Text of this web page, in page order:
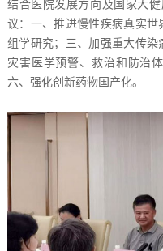
结合医院发展方向及国家大
议：一、推进慢性疾病真实
组学研究；三、加强重大传
灾害医学预警、救治和防治
六、强化创新药物国产化。